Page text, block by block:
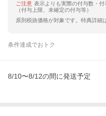
ご注意 表示よりも実際の付与数・
（付与上限、未確定の付与等）
原則税抜価格が対象です。特典詳細
条件達成でおトク
8/10〜8/12の間に発送予定